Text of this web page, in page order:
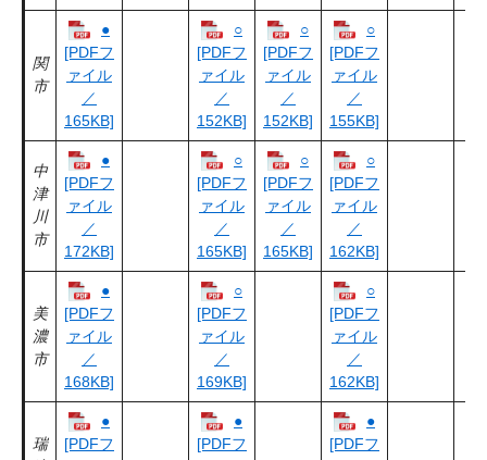
関
市
●
[PDFフ
ァイル
／
165KB]
○
[PDFフ
ァイル
／
152KB]
○
[PDFフ
ァイル
／
152KB]
○
[PDFフ
ァイル
／
155KB]
中
津
川
市
●
[PDFフ
ァイル
／
172KB]
○
[PDFフ
ァイル
／
165KB]
○
[PDFフ
ァイル
／
165KB]
○
[PDFフ
ァイル
／
162KB]
美
濃
市
●
[PDFフ
ァイル
／
168KB]
○
[PDFフ
ァイル
／
169KB]
○
[PDFフ
ァイル
／
162KB]
瑞
●
[PDFフ
●
[PDFフ
●
[PDFフ